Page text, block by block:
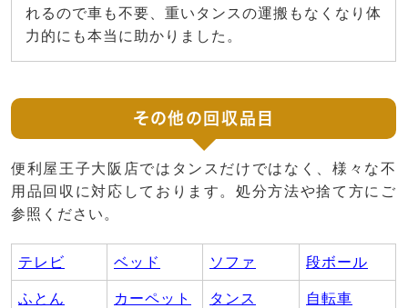
れるので車も不要、重いタンスの運搬もなくなり体
力的にも本当に助かりました。
その他の回収品目
便利屋王子大阪店ではタンスだけではなく、様々な不
用品回収に対応しております。処分方法や捨て方にご
参照ください。
テレビ ベッド ソファ 段ボール
ふとん カーペット タンス 自転車